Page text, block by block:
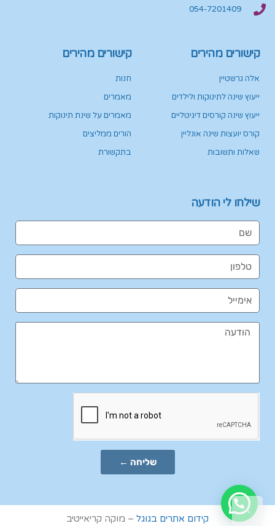
054-7201409
קישורים מהירים
אלה גרשטיין
ייעוץ שינה לתינוקות ולילדים
ייעוץ שינה קורסים דיגיטליים
קורס יועצות שינה אונליין
שאלות ותשובות
קישורים מהירים
חנות
מאמרים
מאמרים על שינת תינוקות
הורים ממליצים
בתקשורת
שילחו לי הודעה
שליחה ←
קידום אתרים בגוגל – מוקה קריאייטיב
גלילה
לראש
העמוד